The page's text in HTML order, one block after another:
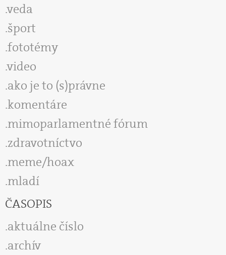
veda
šport
fototémy
video
ako je to (s)právne
komentáre
mimoparlamentné fórum
zdravotníctvo
meme/hoax
mladí
ČASOPIS
aktuálne číslo
archív